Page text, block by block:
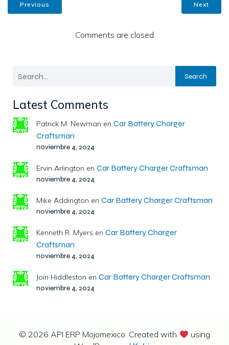
Previous Next
Comments are closed
Search
Latest Comments
Patrick M. Newman en Car Battery Charger
Craftsman
noviembre 4, 2024
Ervin Arlington en Car Battery Charger Craftsman
noviembre 4, 2024
Mike Addington en Car Battery Charger Craftsman
noviembre 4, 2024
Kenneth R. Myers en Car Battery Charger
Craftsman
noviembre 4, 2024
Join Hiddleston en Car Battery Charger Craftsman
noviembre 4, 2024
© 2026 API ERP Mojomexico. Created with
using